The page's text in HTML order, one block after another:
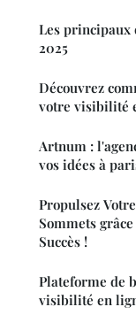
Les principaux
2025
Découvrez
votre visibilité
Artnum :
vos idées à
Propulsez
Sommets
Succès !
Plateforme de
visibilité en